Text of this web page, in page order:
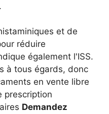
et de
réduire
également l'ISS.
à tous égards, donc
en vente libre
prescription
Demandez